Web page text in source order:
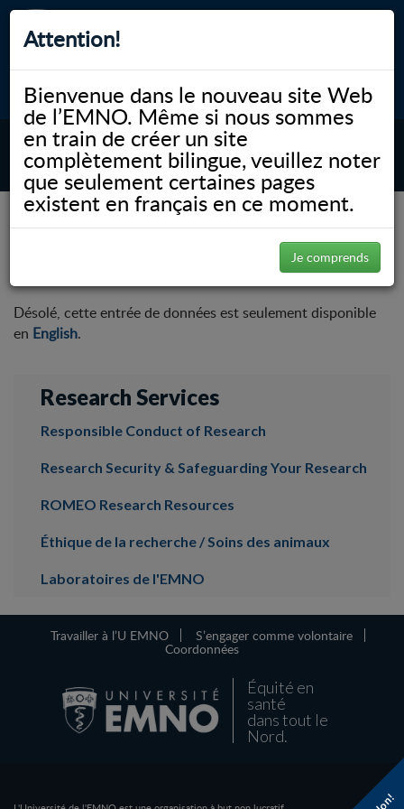
Attention!
Bienvenue dans le nouveau site Web
de l’EMNO. Même si nous sommes
en train de créer un site
complètement bilingue, veuillez noter
que seulement certaines pages
existent en français en ce moment.
Je comprends
myNOSM Accessibilité A- A+ English
MENU
NOSM.ca Recherche Research Services ROMEO Research Resources
ROMEO Research Resources
Désolé, cette entrée de données est seulement disponible
en English.
Research Services
Responsible Conduct of Research
Research Security & Safeguarding Your Research
ROMEO Research Resources
Éthique de la recherche / Soins des animaux
Laboratoires de l'EMNO
Travailler à l’U EMNO S’engager comme volontaire
Coordonnées
Équité en
santé
dans tout le
Nord.